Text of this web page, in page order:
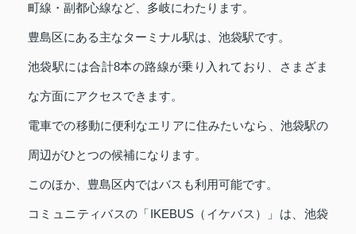
町線・副都心線など、多岐にわたります。
豊島区にある主なターミナル駅は、池袋駅です。
池袋駅には合計8本の路線が乗り入れており、さまざま
な方面にアクセスできます。
電車での移動に便利なエリアに住みたいなら、池袋駅の
周辺がひとつの候補になります。
このほか、豊島区内ではバスも利用可能です。
コミュニティバスの「IKEBUS（イケバス）」は、池袋